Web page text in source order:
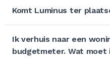
Komt Luminus ter
Ik verhuis naar een
budgetmeter. Wat moet